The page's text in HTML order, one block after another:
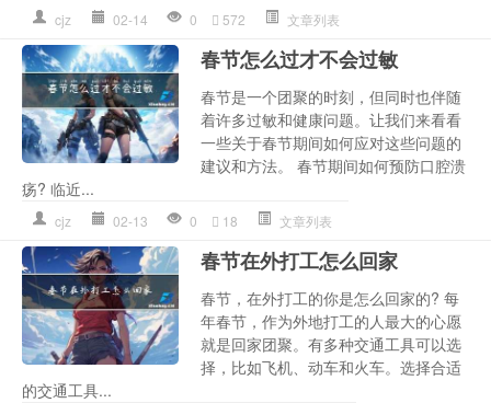
cjz 02-14 0 572 文章列表
春节怎么过才不会过敏
春节是一个团聚的时刻，但同时也伴随
着许多过敏和健康问题。让我们来看看
一些关于春节期间如何应对这些问题的
建议和方法。 春节期间如何预防口腔溃
疡? 临近...
cjz 02-13 0 18 文章列表
春节在外打工怎么回家
春节，在外打工的你是怎么回家的? 每
年春节，作为外地打工的人最大的心愿
就是回家团聚。有多种交通工具可以选
择，比如飞机、动车和火车。选择合适
的交通工具...